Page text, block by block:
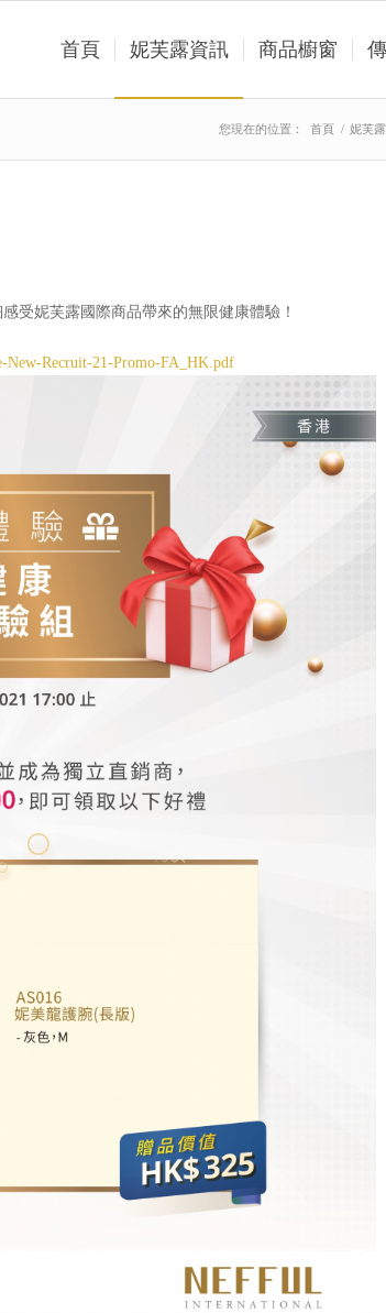
首頁 妮芙露資訊 商品櫥窗
您現在的位置： 首頁 / 妮芙
受妮芙露國際商品帶來的無限健康體驗！
New-Recruit-21-Promo-FA_HK.pdf